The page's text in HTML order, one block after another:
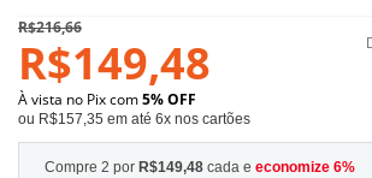
R$216,66
R$149,48
À vista no Pix com5% OFF
ou R$157,35 em até 6x nos cartões
Compre 2 por R$149,48 cada e economize 6%